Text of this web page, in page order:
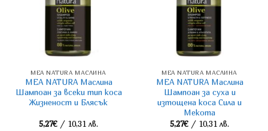
MEA NATURA МАСЛИНА
MEA NATURA Маслина
Шампоан за всеки тип коса
Жизненост и Блясък
5,27€ / 10,31 лв.
MEA NATURA МАСЛИНА
MEA NATURA Маслина
Шампоан за суха и
изтощена коса Сила и
Мекота
5,27€ / 10,31 лв.